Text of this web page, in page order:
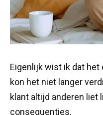
Eigenlijk wist ik dat het
kon het niet langer
klant altijd anderen liet
consequenties.